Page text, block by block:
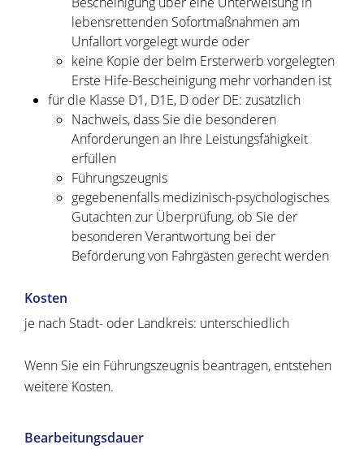
lebensrettenden Sofortmaßnahmen am
Unfallort vorgelegt wurde oder
keine Kopie der beim Ersterwerb vorgelegten
Erste Hife-Bescheinigung mehr vorhanden ist
für die Klasse D1, D1E, D oder DE: zusätzlich
Nachweis, dass Sie die besonderen
Anforderungen an Ihre Leistungsfähigkeit
erfüllen
Führungszeugnis
gegebenenfalls medizinisch-psychologisches
Gutachten zur Überprüfung, ob Sie der
besonderen Verantwortung bei der
Beförderung von Fahrgästen gerecht werden
Kosten
je nach Stadt- oder Landkreis: unterschiedlich
Wenn Sie ein Führungszeugnis beantragen, entstehen
weitere Kosten.
Bearbeitungsdauer